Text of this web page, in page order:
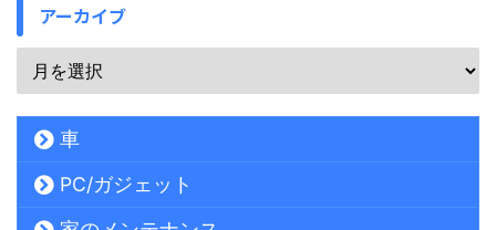
アーカイブ
車
PC/ガジェット